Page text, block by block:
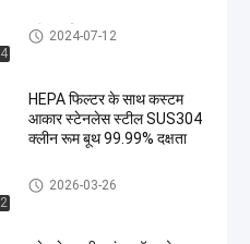
प्री एयर फिल्टर
2024-07-12
HEPA फिल्टर के साथ कस्टम
आकार स्टेनलेस स्टील SUS304
क्लीन रूम बूथ 99.99% दक्षता
स्वच्छ कक्ष बूथ
2026-03-26